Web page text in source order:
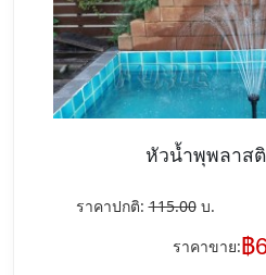
หัวน้ำพุพลาส
ราคาปกติ:115.00บ.
ราคาขาย: ฿